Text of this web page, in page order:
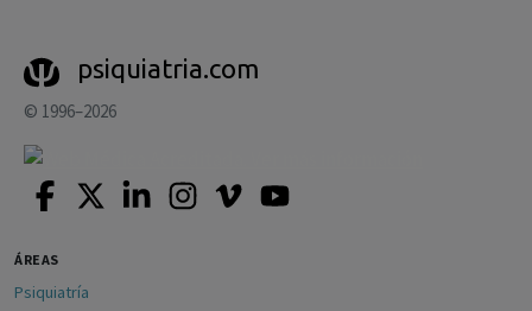
psiquiatria.com
© 1996–2026
ÁREAS
Psiquiatría